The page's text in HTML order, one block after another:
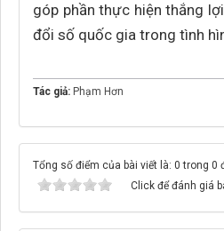
góp phần thực hiện thắng
đổi số quốc gia trong tình
Tác giả: Phạm Hơn
Tổng số điểm của bài viết là: 0 trong 0
Click để đánh giá